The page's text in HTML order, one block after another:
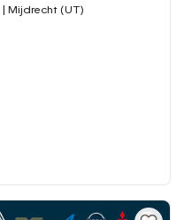
| Mijdrecht (UT)